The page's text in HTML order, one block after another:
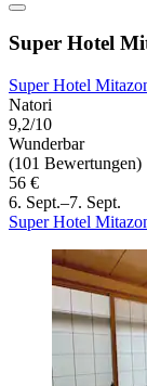
Super Hotel
Super Hotel
Natori
9,2/10
Wunderbar
(101 Bewertungen)
56 €
6. Sept.–7. Sept.
Super Hotel